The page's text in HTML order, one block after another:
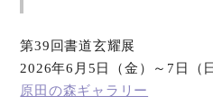
第39回書道玄耀展
2026年6月5日（金）～7日（
原田の森ギャラリー